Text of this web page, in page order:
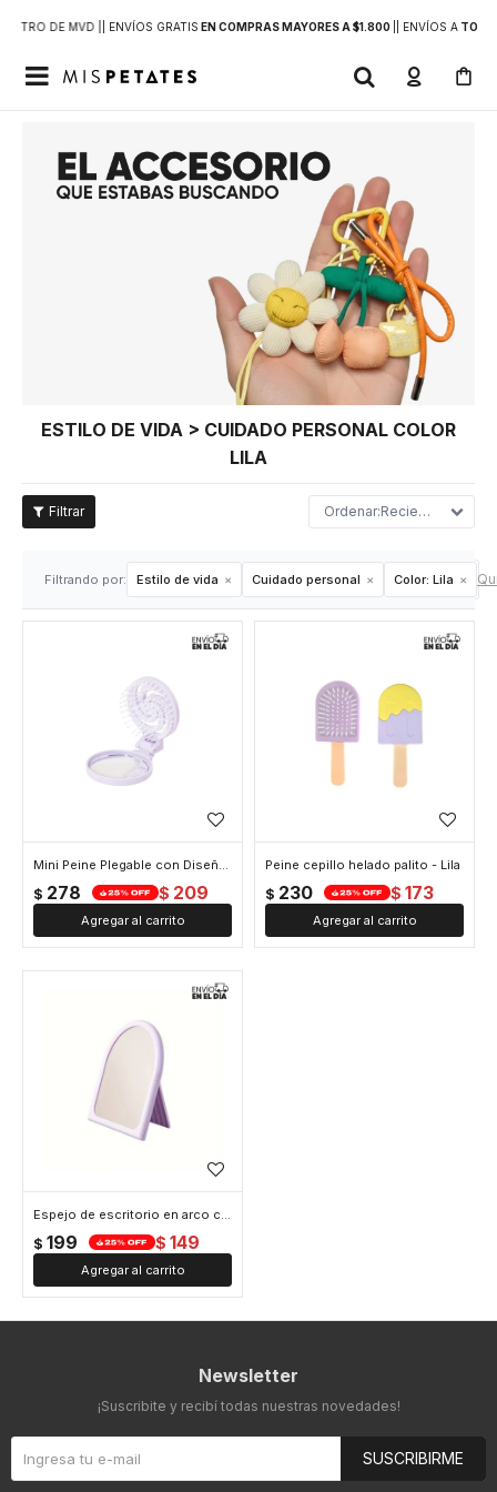
DE MVD | | ENVÍOS GRATIS EN COMPRAS MAYORES A $1.800 | ENVÍOS ATODO

ESTILO DE VIDA > CUIDADO PERSONAL COLOR
LILA
Recientes
Filtrando por: Estilo de vida Cuidado personal Color: Lila
Mini Peine Plegable con Diseño de Nube – Colores Pasteles Portátil para Viaje - Lila
$ 278 $ 209
Peine cepillo helado palito - Lila
$ 230 $ 173
Espejo de escritorio en arco color pastel - Lila
$ 199 $ 149
Newsletter
¡Suscribite y recibí todas nuestras novedades!
SUSCRIBIRME